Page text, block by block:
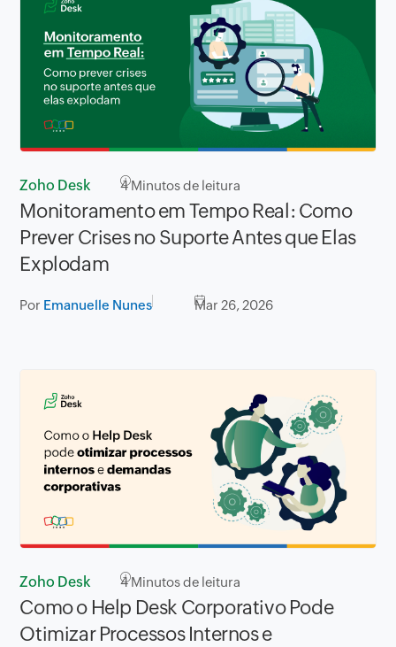
Zoho Desk 4Minutos de leitura
Monitoramento em Tempo Real: Como
Prever Crises no Suporte Antes que Elas
Explodam
Por Emanuelle Nunes Mar 26, 2026
Zoho Desk 4Minutos de leitura
Como o Help Desk Corporativo Pode
Otimizar Processos Internos e